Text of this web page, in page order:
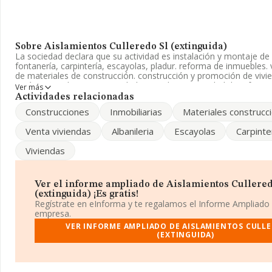
Sobre Aislamientos Culleredo Sl (extinguida)
La sociedad declara que su actividad es instalación y montaje de
fontanería, carpintería, escayolas, pladur. reforma de inmuebles.
de materiales de construcción. construcción y promoción de
está registrada como Sociedad Limitada. La actividad de
corresponde a '%cnae%', cuyo Código es 4324. La compañía no
información disponible en INFORMA, ha dispuesto de un
Para saber más puedes acceder a su página web en este enlace
La sociedadAislamientos Culleredo S.L (extinguida)
encuentra en Calle Falperra núm. 72 Bj, (15007), A Coruña,
En base a la información de la que dispone INFORMA sobre
facturación en el ámbito nacional alcanza los 4.510 millones de
todas las compañías es de 325 mil euros de ventas en 2012.
aparecen 277 empresas, cuyas ventas en 2012 han alcanzado
Ver más
Actividades relacionadas
Construcciones Inmobiliarias
Materiales
Venta viviendas
Albanileria Escayolas
Viviendas
Ver el informe ampliado de Aislamientos
(extinguida) ¡Es gratis!
Regístrate en eInforma y te regalamos el Informe Ampliado
empresa.
VER INFORME AMPLIADO DE AISLAMIENTOS
(EXTINGUIDA)